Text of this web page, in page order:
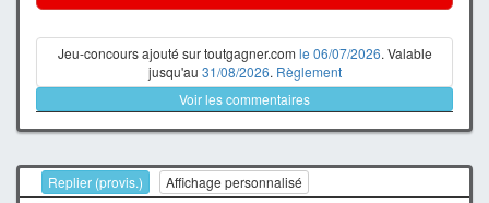
Jeu-concours ajouté sur toutgagner.com le 06/07/2026. Valable
jusqu'au 31/08/2026. Règlement
Voir les commentaires
Replier (provis.) Affichage personnalisé